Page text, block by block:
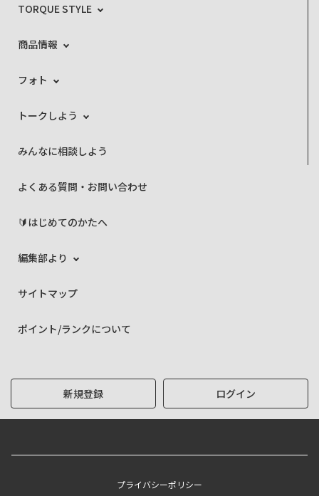
TORQUE STYLE
商品情報
フォト
トークしよう
みんなに相談しよう
よくある質問・お問い合わせ
🔰はじめてのかたへ
編集部より
サイトマップ
ポイント/ランクについて
新規登録 ログイン
プライバシーポリシー